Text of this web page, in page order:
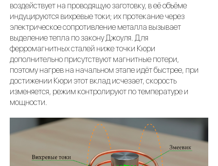
воздействует на проводящую заготовку, в её объёме
индуцируются вихревые токи; их протекание через
электрическое сопротивление металла вызывает
выделение тепла по закону Джоуля. Для
ферромагнитных сталей ниже точки Кюри
дополнительно присутствуют магнитные потери,
поэтому нагрев на начальном этапе идёт быстрее, при
достижении Кюри этот вклад исчезает, скорость
изменяется, режим контролируют по температуре и
мощности.